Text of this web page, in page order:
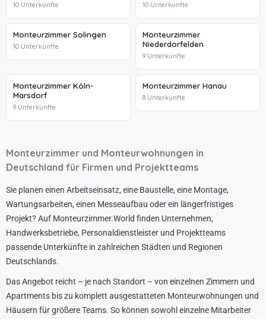
10 Unterkünfte 10 Unterkünfte
Monteurzimmer Solingen
10 Unterkünfte
Monteurzimmer
Niederdorfelden
9 Unterkünfte
Monteurzimmer Köln-
Marsdorf
9 Unterkünfte
Monteurzimmer Hanau
8 Unterkünfte
Monteurzimmer und Monteurwohnungen in
Deutschland für Firmen und Projektteams
Sie planen einen Arbeitseinsatz, eine Baustelle, eine Montage,
Wartungsarbeiten, einen Messeaufbau oder ein längerfristiges
Projekt? Auf Monteurzimmer.World finden Unternehmen,
Handwerksbetriebe, Personaldienstleister und Projektteams
passende Unterkünfte in zahlreichen Städten und Regionen
Deutschlands.
Das Angebot reicht – je nach Standort – von einzelnen Zimmern und
Apartments bis zu komplett ausgestatteten Monteurwohnungen und
Häusern für größere Teams. So können sowohl einzelne Mitarbeiter